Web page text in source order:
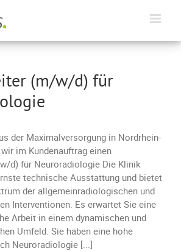
(m/w/d) für
der Maximalversorgung in Nordrhein-
im Kundenauftrag einen
d) für Neuroradiologie Die Klinik
technische Ausstattung und bietet
der allgemeinradiologischen und
Interventionen. Es erwartet Sie eine
Arbeit in einem dynamischen und
Umfeld. Sie haben eine hohe
Neuroradiologie [...]